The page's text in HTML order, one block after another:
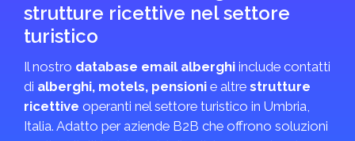
strutture ricettive nel settore
turistico
Il nostro database email alberghi include contatti
di alberghi, motels, pensioni e altre strutture
ricettive operanti nel settore turistico in Umbria,
Italia. Adatto per aziende B2B che offrono soluzioni